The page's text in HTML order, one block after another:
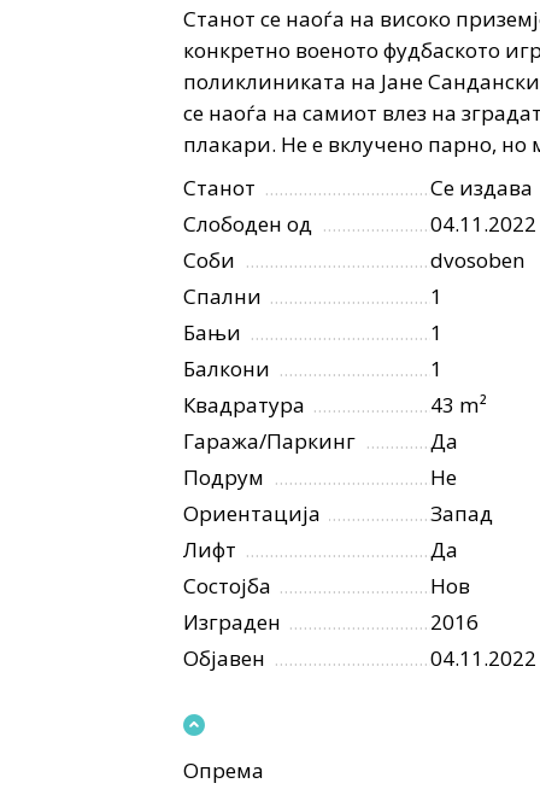
Станот се наоѓа на високо
конкретно военото фудбаското
поликлиниката на Јане
се наоѓа на самиот влез на
плакари. Не е вклучено парно, но
Станот
Се издава
Слободен од
04.11.2022
Соби
dvosoben
Спални
1
Бањи
1
Балкони
1
Квадратура
43 m²
Гаража/Паркинг
Да
Подрум
Не
Ориентација
Запад
Лифт
Да
Состојба
Нов
Изграден
2016
Објавен
04.11.2022
Опрема